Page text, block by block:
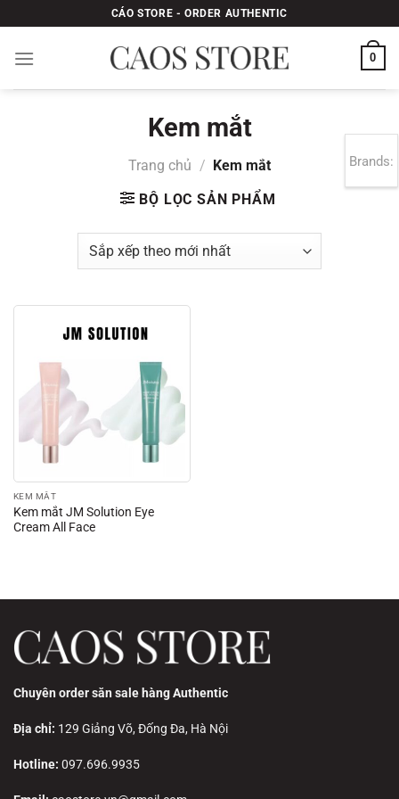
qua
nội
CÁO STORE - ORDER AUTHENTIC
0
Kem mắt
Trang chủ /
Kem mắt
BỘ LỌC SẢN PHẨM
KEM MẮT
Kem mắt JM Solution Eye
Cream All Face
Chuyên order săn sale hàng Authentic
Địa chỉ: 129 Giảng Võ, Đống Đa, Hà Nội
Hotline: 097.696.9935
Brands: